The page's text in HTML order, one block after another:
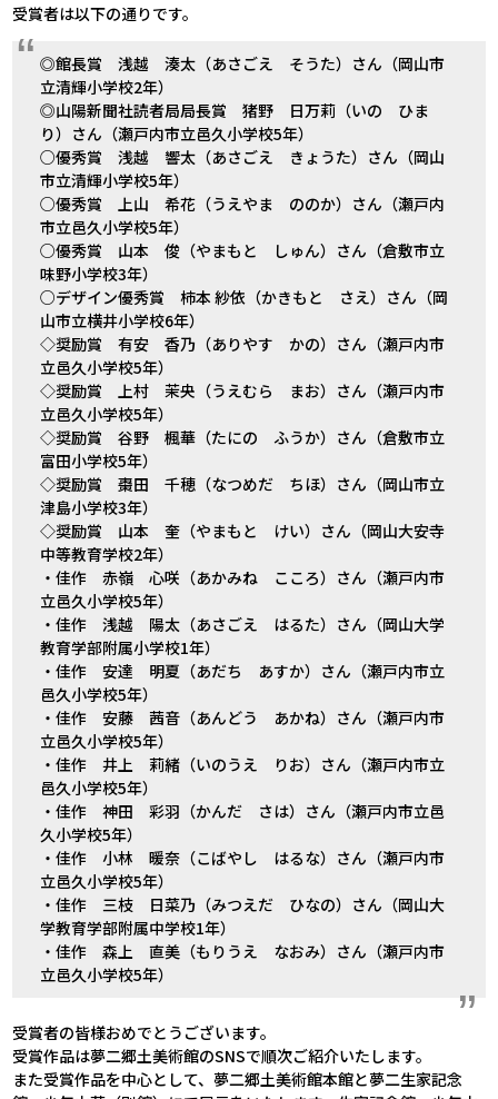
受賞者は以下の通りです。
◎館長賞 浅越 湊太（あさごえ そうた）さん（岡山市
立清輝小学校2年）
◎山陽新聞社読者局局長賞 猪野 日万莉（いの ひま
り）さん（瀬戸内市立邑久小学校5年）
○優秀賞 浅越 響太（あさごえ きょうた）さん（岡山
市立清輝小学校5年）
○優秀賞 上山 希花（うえやま ののか）さん（瀬戸内
市立邑久小学校5年）
○優秀賞 山本 俊（やまもと しゅん）さん（倉敷市立
味野小学校3年）
○デザイン優秀賞 柿本 紗依（かきもと さえ）さん（岡
山市立横井小学校6年）
◇奨励賞 有安 香乃（ありやす かの）さん（瀬戸内市
立邑久小学校5年）
◇奨励賞 上村 茉央（うえむら まお）さん（瀬戸内市
立邑久小学校5年）
◇奨励賞 谷野 楓華（たにの ふうか）さん（倉敷市立
富田小学校5年）
◇奨励賞 棗田 千穂（なつめだ ちほ）さん（岡山市立
津島小学校3年）
◇奨励賞 山本 奎（やまもと けい）さん（岡山大安寺
中等教育学校2年）
・佳作 赤嶺 心咲（あかみね こころ）さん（瀬戸内市
立邑久小学校5年）
・佳作 浅越 陽太（あさごえ はるた）さん（岡山大学
教育学部附属小学校1年）
・佳作 安達 明夏（あだち あすか）さん（瀬戸内市立
邑久小学校5年）
・佳作 安藤 茜音（あんどう あかね）さん（瀬戸内市
立邑久小学校5年）
・佳作 井上 莉緒（いのうえ りお）さん（瀬戸内市立
邑久小学校5年）
・佳作 神田 彩羽（かんだ さは）さん（瀬戸内市立邑
久小学校5年）
・佳作 小林 暖奈（こばやし はるな）さん（瀬戸内市
立邑久小学校5年）
・佳作 三枝 日菜乃（みつえだ ひなの）さん（岡山大
学教育学部附属中学校1年）
・佳作 森上 直美（もりうえ なおみ）さん（瀬戸内市
立邑久小学校5年）
受賞者の皆様おめでとうございます。
受賞作品は夢二郷土美術館のSNSで順次ご紹介いたします。
また受賞作品を中心として、夢二郷土美術館本館と夢二生家記念